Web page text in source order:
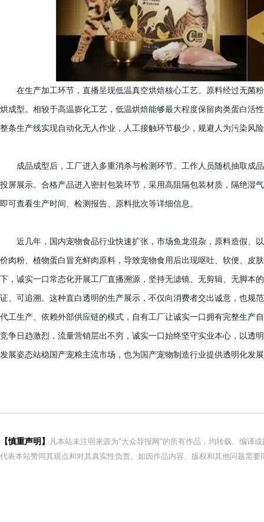
在生产加工环节，直播呈现低温真空烘焙核心工艺。原料经过无菌
烘成型。相较于高温膨化工艺，低温烘焙能够最大程度保留肉类蛋白活
整条生产线实现自动化无人作业，人工接触环节极少，规避人为污染风
成品成型后，工厂进入多重消杀与检测环节。工作人员随机抽取成
投屏展示。合格产品进入密封包装环节，采用高阻隔包装材质，隔绝湿
即可查看生产时间、检测报告、原料批次等详细信息。
近几年，国内宠物食品行业快速扩张，市场鱼龙混杂，原料造假、
价肉粉、植物蛋白冒充鲜肉原料，导致宠物食用后出现呕吐、软便、皮
下，诚实一口常态化开展工厂直播溯源，坚持无滤镜、无剪辑、无脚本
证、可追溯。这种直白透明的生产展示，不仅向消费者交出诚意，也规
代工生产、依赖外部供应链的模式，自有工厂让诚实一口拥有完整生产
竞争日趋激烈，流量营销层出不穷，诚实一口始终坚守实业本心，以透
发展姿态站稳国产宠粮主流市场，也为国产宠物制造行业提供透明化发
【慎重声明】
凡本站未注明来源为"大众导报网"的所有作品，均转载、编译
代表本站赞同其观点和对其真实性负责。如因作品内容、版权和其他问题需